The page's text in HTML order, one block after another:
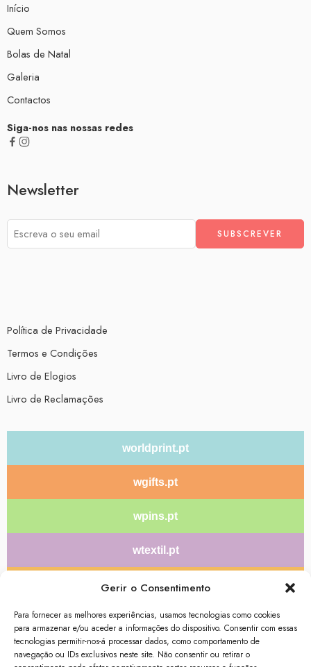
Gerir o Consentimento
Para fornecer as melhores experiências, usamos tecnologias como cookies
para armazenar e/ou aceder a informações do dispositivo. Consentir com essas
tecnologias permitir-nos-á processar dados, como comportamento de
navegação ou IDs exclusivos neste site. Não consentir ou retirar o
Início
Quem Somos
Bolas de Natal
Galeria
Contactos
Siga-nos nas nossas redes
Newsletter
Política de Privacidade
Termos e Condições
Livro de Elogios
Livro de Reclamações
worldprint.pt
wgifts.pt
wpins.pt
wtextil.pt
wlanyards.pt
wdisplays.pt
bolasdonatal.pt